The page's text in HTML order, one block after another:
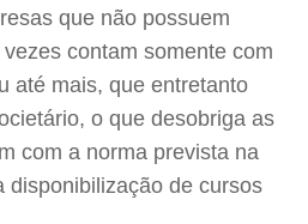
que não possuem
contam somente com
até mais, que entretanto
o que desobriga as
com a norma prevista na
disponibilização de cursos